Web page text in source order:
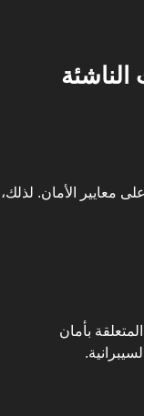
الشركة بأعلى معايير الأمان. لذلك،
بأمان